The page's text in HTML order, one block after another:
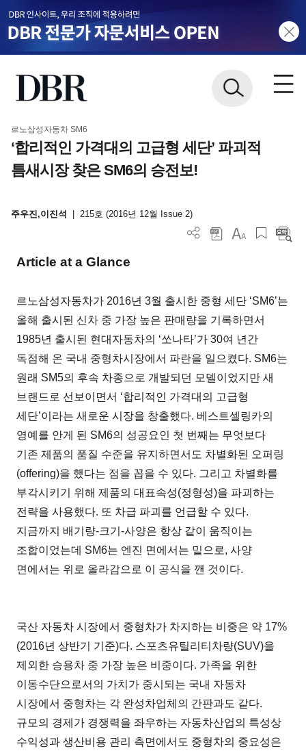
르노삼성자동차 SM6
‘합리적인 가격대의 고급형 세단’ 파괴적
틈새시장 찾은 SM6의 승전보!
주우진,이진석 215호 (2016년 12월 Issue 2)
Article at a Glance
르노삼성자동차가 2016년 3월 출시한 중형 세단 ‘SM6’는
올해 출시된 신차 중 가장 높은 판매량을 기록하면서
1985년 출시된 현대자동차의 ‘쏘나타’가 30여 년간
독점해 온 국내 중형차시장에서 파란을 일으켰다. SM6는
원래 SM5의 후속 차종으로 개발되던 모델이었지만 새
브랜드로 선보이면서 ‘합리적인 가격대의 고급형
세단’이라는 새로운 시장을 창출했다. 베스트셀링카의
영예를 안게 된 SM6의 성공요인 첫 번째는 무엇보다
기존 제품의 품질 수준을 유지하면서도 차별화된 오퍼링
(offering)을 했다는 점을 꼽을 수 있다. 그리고 차별화를
부각시키기 위해 제품의 대표속성(정형성)을 파괴하는
전략을 사용했다. 또 차급 파괴를 언급할 수 있다.
지금까지 배기량-크기-사양은 항상 같이 움직이는
조합이었는데 SM6는 엔진 면에서는 밑으로, 사양
면에서는 위로 올라감으로 이 공식을 깬 것이다.
국산 자동차 시장에서 중형차가 차지하는 비중은 약 17%
(2016년 상반기 기준)다. 스포츠유틸리티차량(SUV)을
제외한 승용차 중 가장 높은 비중이다. 가족을 위한
이동수단으로서의 가치가 중시되는 국내 자동차
시장에서 중형차는 각 완성차업체의 간판과도 같다.
규모의 경제가 경쟁력을 좌우하는 자동차산업의 특성상
수익성과 생산비용 관리 측면에서도 중형차의 중요성은